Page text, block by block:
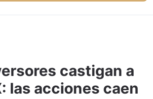
castigan a
las acciones caen